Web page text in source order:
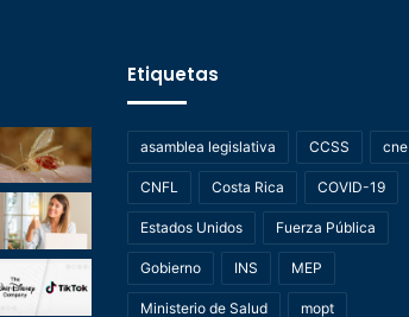
Etiquetas
asamblea legislativa CCSS cne
CNFL Costa Rica COVID-19
Estados Unidos Fuerza Pública
Gobierno INS MEP
Ministerio de Salud mopt